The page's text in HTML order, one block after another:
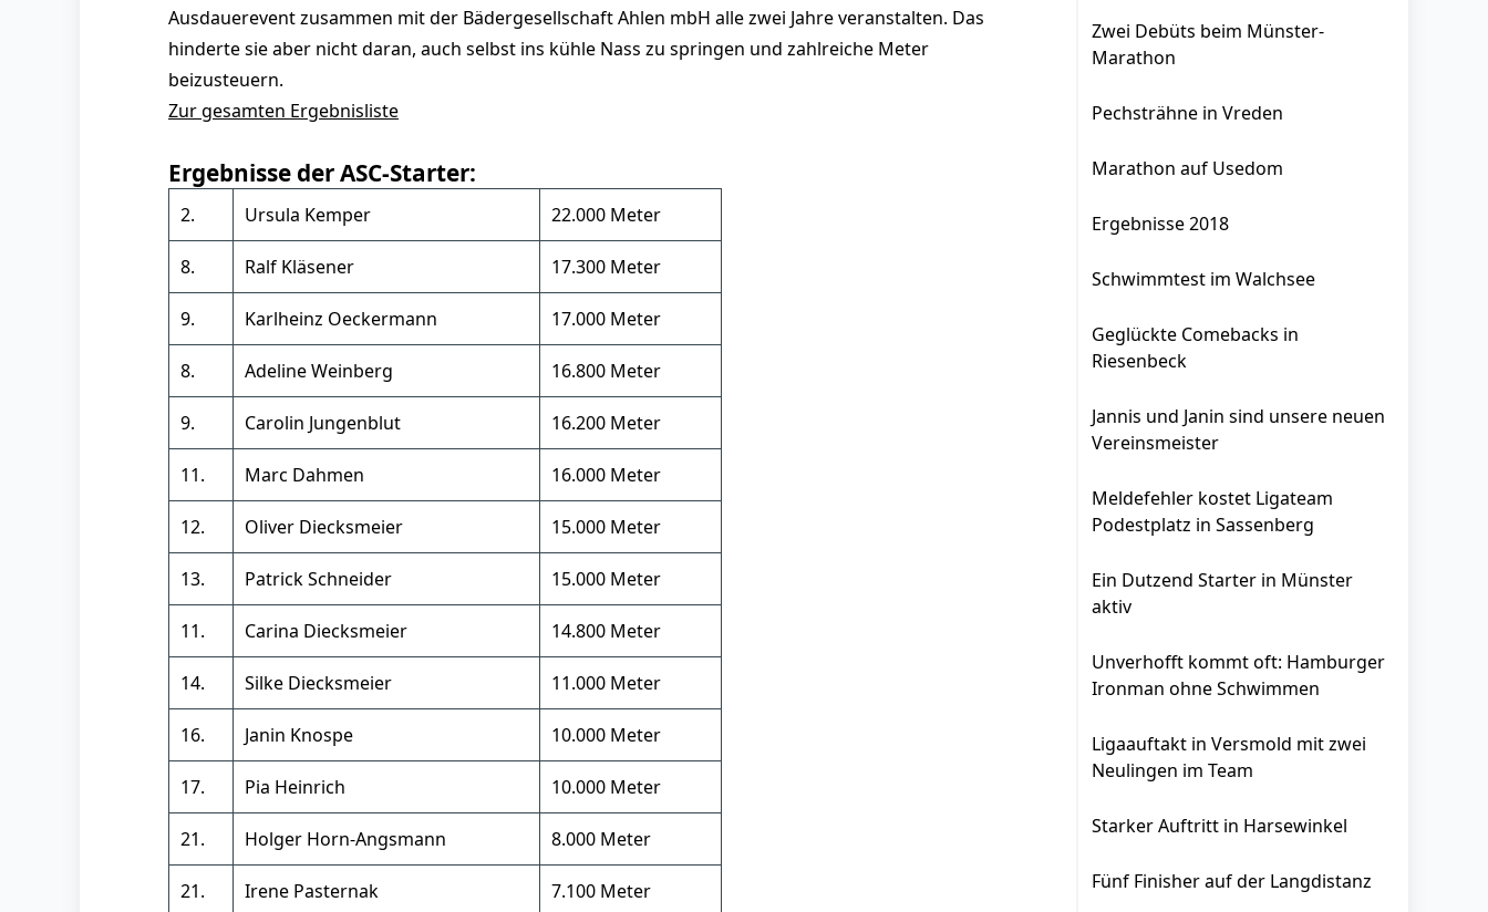
Ausdauerevent zusammen mit der Bädergesellschaft Ahlen mbH alle zwei Jahre veranstalten. Das
hinderte sie aber nicht daran, auch selbst ins kühle Nass zu springen und zahlreiche Meter
beizusteuern.
Zur gesamten Ergebnisliste
Ergebnisse der ASC-Starter:
2. Ursula Kemper 22.000 Meter
8. Ralf Kläsener 17.300 Meter
9. Karlheinz Oeckermann 17.000 Meter
8. Adeline Weinberg 16.800 Meter
9. Carolin Jungenblut 16.200 Meter
11. Marc Dahmen 16.000 Meter
12. Oliver Diecksmeier 15.000 Meter
13. Patrick Schneider 15.000 Meter
11. Carina Diecksmeier 14.800 Meter
14. Silke Diecksmeier 11.000 Meter
16. Janin Knospe 10.000 Meter
17. Pia Heinrich 10.000 Meter
21. Holger Horn-Angsmann 8.000 Meter
21. Irene Pasternak 7.100 Meter
Zwei Debüts beim Münster-
Marathon
Pechsträhne in Vreden
Marathon auf Usedom
Ergebnisse 2018
Schwimmtest im Walchsee
Geglückte Comebacks in
Riesenbeck
Jannis und Janin sind unsere neuen
Vereinsmeister
Meldefehler kostet Ligateam
Podestplatz in Sassenberg
Ein Dutzend Starter in Münster
aktiv
Unverhofft kommt oft: Hamburger
Ironman ohne Schwimmen
Ligaauftakt in Versmold mit zwei
Neulingen im Team
Starker Auftritt in Harsewinkel
Fünf Finisher auf der Langdistanz